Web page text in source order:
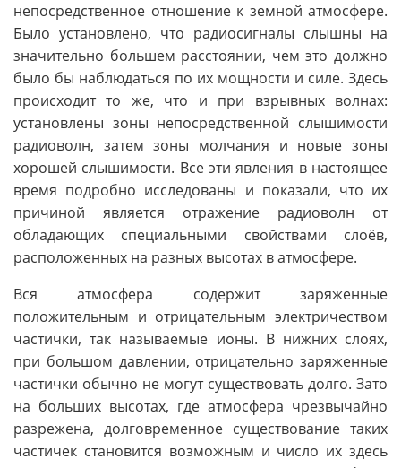
непосредственное отношение к земной атмосфере.
Было установлено, что радиосигналы слышны на
значительно большем расстоянии, чем это должно
было бы наблюдаться по их мощности и силе. Здесь
происходит то же, что и при взрывных волнах:
установлены зоны непосредственной слышимости
радиоволн, затем зоны молчания и новые зоны
хорошей слышимости. Все эти явления в настоящее
время подробно исследованы и показали, что их
причиной является отражение радиоволн от
обладающих специальными свойствами слоёв,
расположенных на разных высотах в атмосфере.
Вся атмосфера содержит заряженные
положительным и отрицательным электричеством
частички, так называемые ионы. В нижних слоях,
при большом давлении, отрицательно заряженные
частички обычно не могут существовать долго. Зато
на больших высотах, где атмосфера чрезвычайно
разрежена, долговременное существование таких
частичек становится возможным и число их здесь